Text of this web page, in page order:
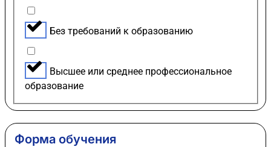
Без требований к образованию
Высшее или среднее профессиональное
образование
Форма обучения